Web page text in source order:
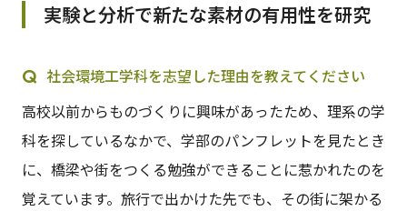
実験と分析で新たな素材の有用性を研究
社会環境工学科を志望した理由を教えてください
高校以前からものづくりに興味があったため、理系の学
科を探しているなかで、学部のパンフレットを見たとき
に、橋梁や街をつくる勉強ができることに惹かれたのを
覚えています。旅行で出かけた先でも、その街に架かる